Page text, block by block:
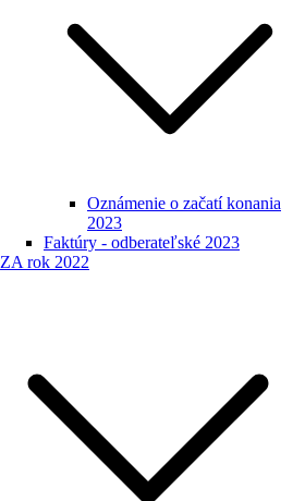
Oznámenie o začatí konania
2023
Faktúry - odberateľské 2023
ZA rok 2022